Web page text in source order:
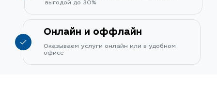
выгодой до 30%
Онлайн и оффлайн
Оказываем услуги онлайн или в удобном
офисе